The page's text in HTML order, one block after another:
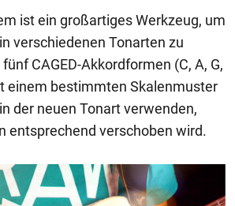
ist ein großartiges Werkzeug, um
verschiedenen Tonarten zu
CAGED-Akkordformen (C, A, G,
einem bestimmten Skalenmuster
der neuen Tonart verwenden,
entsprechend verschoben wird.